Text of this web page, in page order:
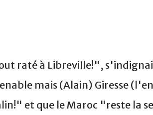
raté à Libreville!",
mais (Alain) Giresse
et que le Maroc "reste la